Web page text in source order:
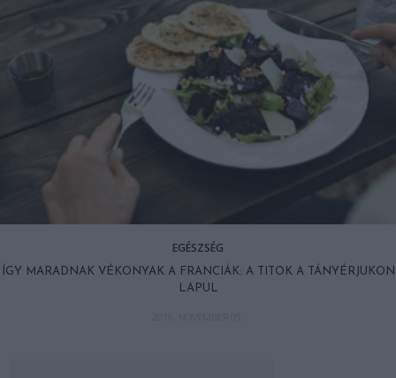
EGÉSZSÉG
ÍGY MARADNAK VÉKONYAK A FRANCIÁK: A TITOK A TÁNYÉRJUKON
LAPUL